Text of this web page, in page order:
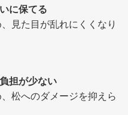
に保てる
見た目が乱れにくくなり
担が少ない
松へのダメージを抑えら